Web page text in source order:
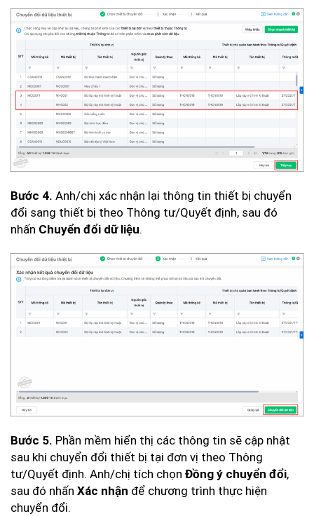
Bước 4. Anh/chị xác nhận lại thông tin thiết bị chuyển
đổi sang thiết bị theo Thông tư/Quyết định, sau đó
nhấn Chuyển đổi dữ liệu.
Bước 5. Phần mềm hiển thị các thông tin sẽ cập nhật
sau khi chuyển đổi thiết bị tại đơn vị theo Thông
tư/Quyết định. Anh/chị tích chọn Đồng ý chuyển đổi,
sau đó nhấn Xác nhận để chương trình thực hiện
chuyển đổi.